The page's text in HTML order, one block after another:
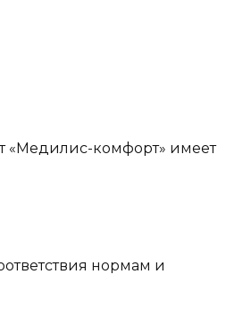
«Медилис-комфорт» имеет
нормам и